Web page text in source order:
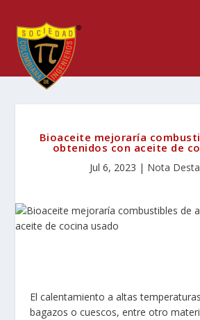
Bioaceite mejoraría
obtenidos con aceite de
Jul 6, 2023 | Nota
El calentamiento a altas
bagazos o cuescos, entre otro